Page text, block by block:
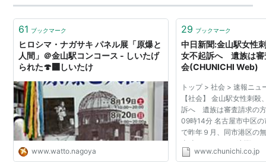
61 ブックマーク
ヒロシマ・ナガサキ パネル展「原爆と
人間」＠金山駅コンコース - しいたげ
られた🍄‍🟫しいたけ
www.watto.nagoya
29 ブックマーク
中日新聞:金山駅女性
女不起訴へ 遺族は審
会(CHUNICHI Web)
トップ > 社会 > 速報ニュ
【社会】 金山駅女性刺
訴へ 遺族は審査請求の
09時14分 名古屋市中区
で昨年９月、同市港区の
当時（８１）＝が刺殺さ
地検は、殺人容疑で逮捕
www.chunichi.co.jp